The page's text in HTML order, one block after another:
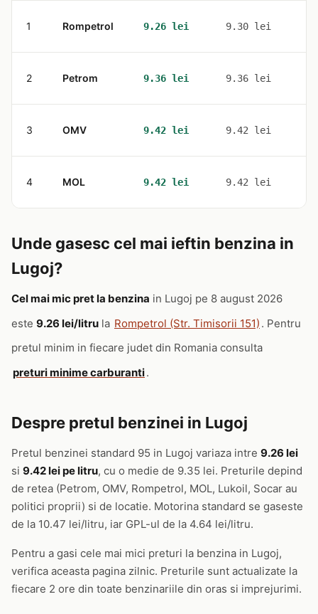
1 Rompetrol 9.26 lei 9.30 lei
2 Petrom 9.36 lei 9.36 lei
3 OMV 9.42 lei 9.42 lei
4 MOL 9.42 lei 9.42 lei
Unde gasesc cel mai ieftin benzina in
Lugoj?
Cel mai mic pret la benzina in Lugoj pe 8 august 2026
este 9.26 lei/litru la Rompetrol (Str. Timisorii 151) . Pentru
pretul minim in fiecare judet din Romania consulta
preturi minime carburanti.
Despre pretul benzinei in Lugoj
Pretul benzinei standard 95 in Lugoj variaza intre 9.26 lei
si 9.42 lei pe litru, cu o medie de 9.35 lei. Preturile depind
de retea (Petrom, OMV, Rompetrol, MOL, Lukoil, Socar au
politici proprii) si de locatie. Motorina standard se gaseste
de la 10.47 lei/litru, iar GPL-ul de la 4.64 lei/litru.
Pentru a gasi cele mai mici preturi la benzina in Lugoj,
verifica aceasta pagina zilnic. Preturile sunt actualizate la
fiecare 2 ore din toate benzinariile din oras si imprejurimi.